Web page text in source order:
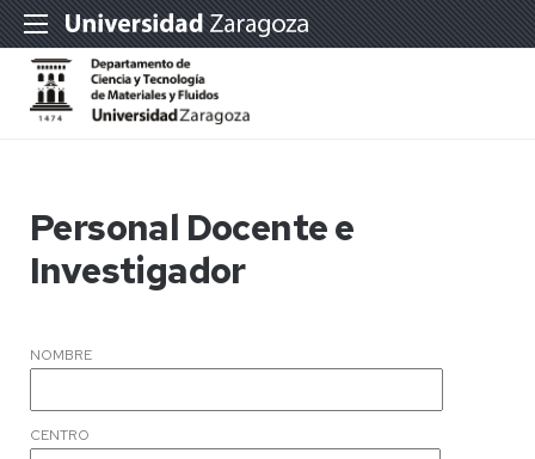
Personal Docente e
Investigador
NOMBRE
CENTRO